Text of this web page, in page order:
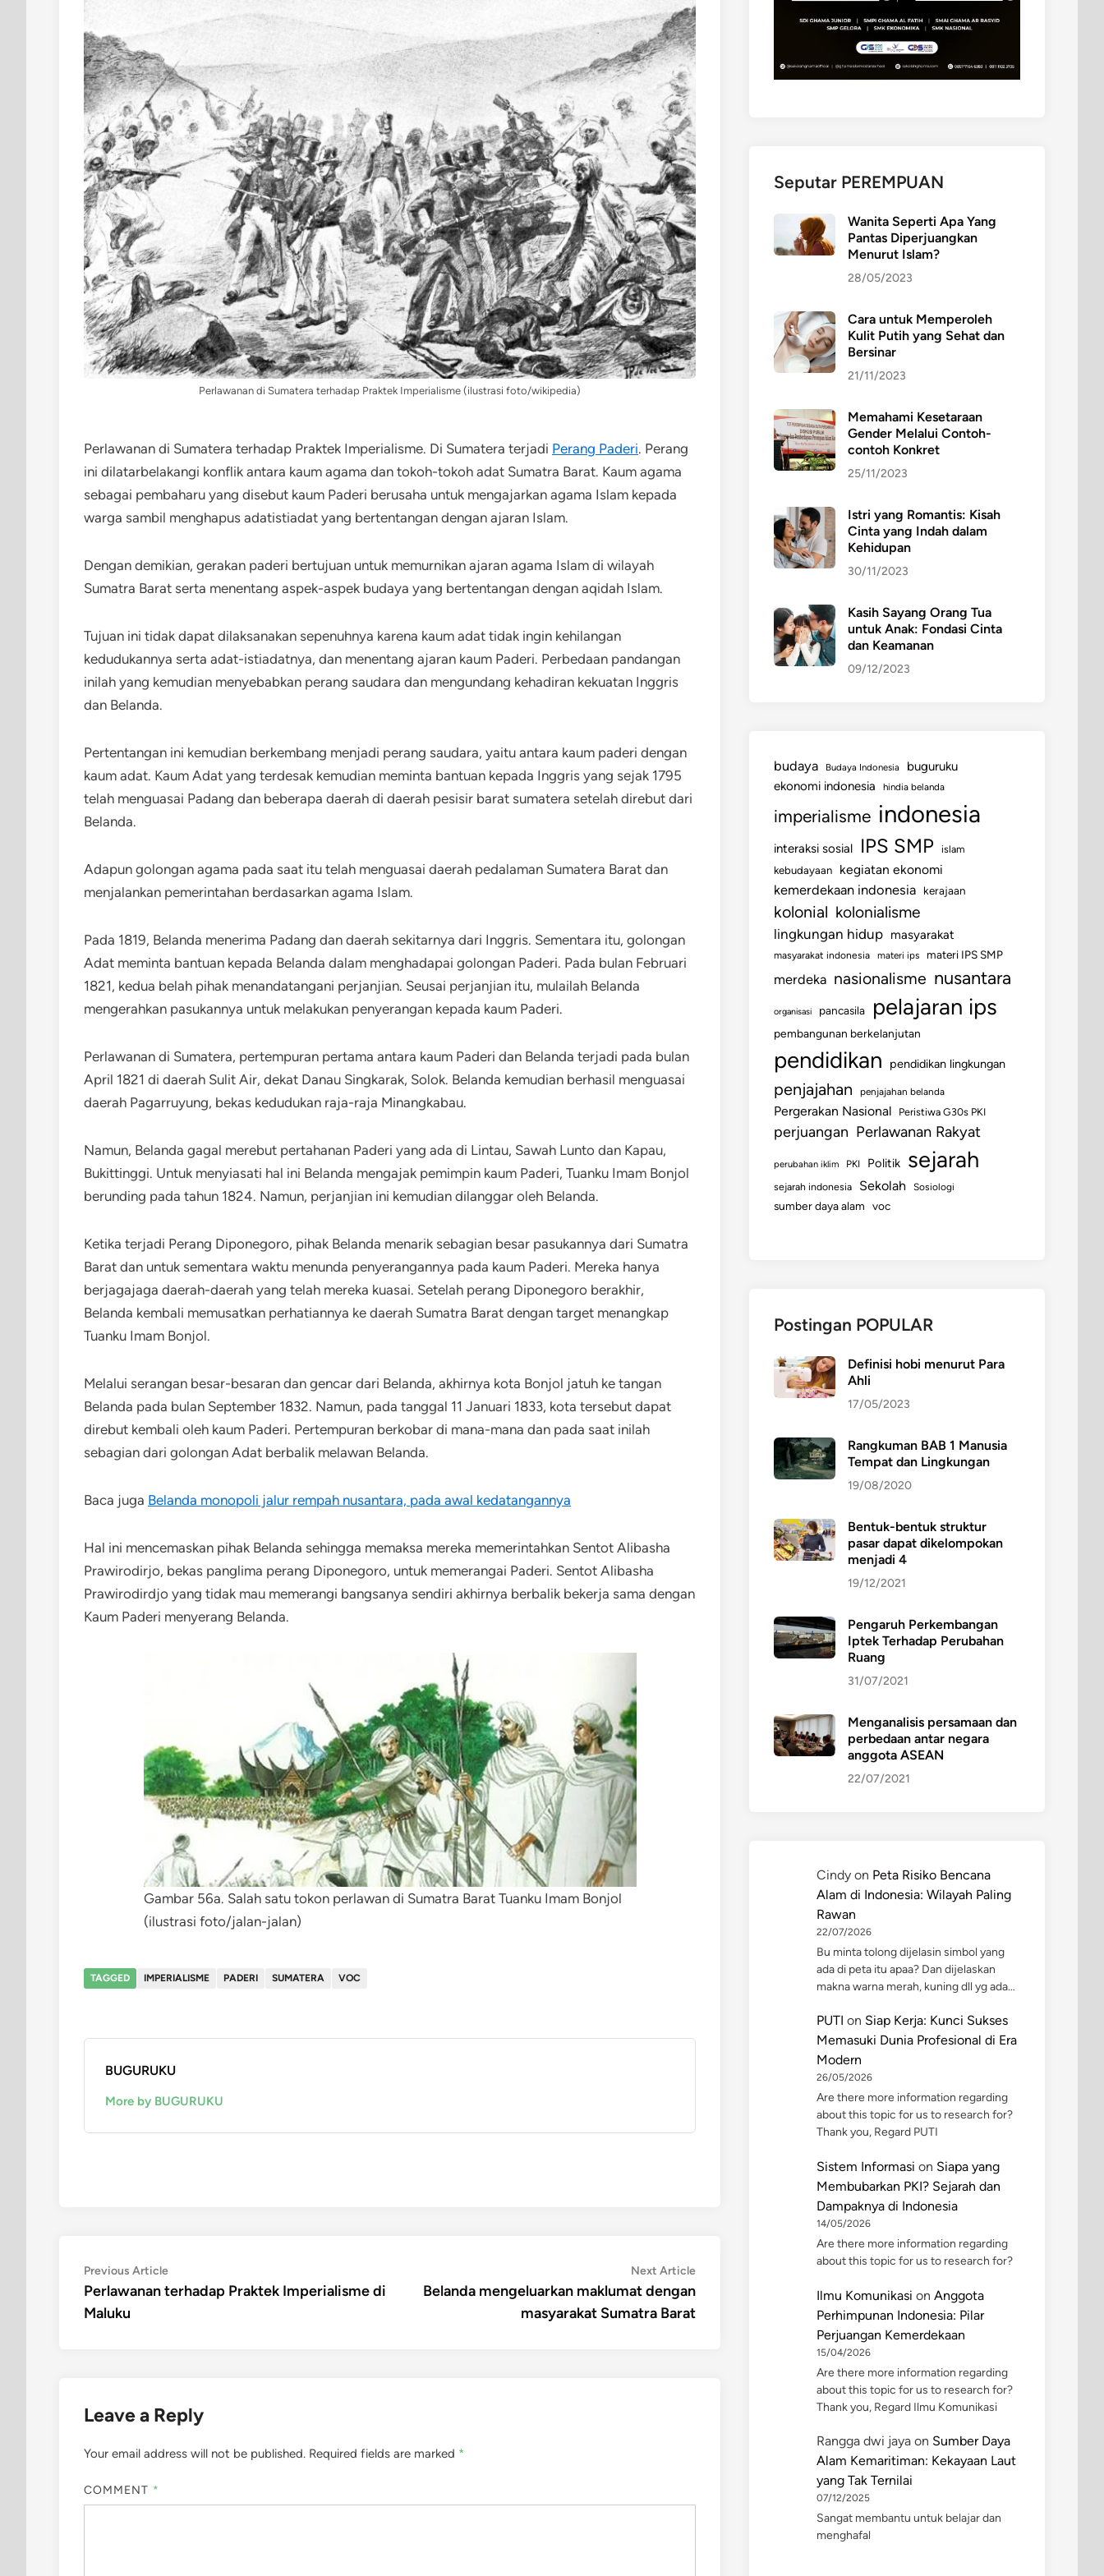
Perlawanan di Sumatera terhadap Praktek Imperialisme (ilustrasi foto/wikipedia)
Perlawanan di Sumatera terhadap Praktek Imperialisme. Di Sumatera terjadi Perang Paderi. Perang
ini dilatarbelakangi konflik antara kaum agama dan tokoh-tokoh adat Sumatra Barat. Kaum agama
sebagai pembaharu yang disebut kaum Paderi berusaha untuk mengajarkan agama Islam kepada
warga sambil menghapus adatistiadat yang bertentangan dengan ajaran Islam.
Dengan demikian, gerakan paderi bertujuan untuk memurnikan ajaran agama Islam di wilayah
Sumatra Barat serta menentang aspek-aspek budaya yang bertentangan dengan aqidah Islam.
Tujuan ini tidak dapat dilaksanakan sepenuhnya karena kaum adat tidak ingin kehilangan
kedudukannya serta adat-istiadatnya, dan menentang ajaran kaum Paderi. Perbedaan pandangan
inilah yang kemudian menyebabkan perang saudara dan mengundang kehadiran kekuatan Inggris
dan Belanda.
Pertentangan ini kemudian berkembang menjadi perang saudara, yaitu antara kaum paderi dengan
kaum adat. Kaum Adat yang terdesak kemudian meminta bantuan kepada Inggris yang sejak 1795
telah menguasai Padang dan beberapa daerah di daerah pesisir barat sumatera setelah direbut dari
Belanda.
Adapun golongan agama pada saat itu telah menguasai daerah pedalaman Sumatera Barat dan
menjalankan pemerintahan berdasarkan agama Islam.
Pada 1819, Belanda menerima Padang dan daerah sekitarnya dari Inggris. Sementara itu, golongan
Adat meminta bantuan kepada Belanda dalam menghadapai golongan Paderi. Pada bulan Februari
1821, kedua belah pihak menandatangani perjanjian. Seusai perjanjian itu, mulailah Belanda
mengerahkan pasukannya untuk melakukan penyerangan kepada kaum Paderi.
Perlawanan di Sumatera, pertempuran pertama antara kaum Paderi dan Belanda terjadi pada bulan
April 1821 di daerah Sulit Air, dekat Danau Singkarak, Solok. Belanda kemudian berhasil menguasai
daerah Pagarruyung, bekas kedudukan raja-raja Minangkabau.
Namun, Belanda gagal merebut pertahanan Paderi yang ada di Lintau, Sawah Lunto dan Kapau,
Bukittinggi. Untuk menyiasati hal ini Belanda mengajak pemimpin kaum Paderi, Tuanku Imam Bonjol
berunding pada tahun 1824. Namun, perjanjian ini kemudian dilanggar oleh Belanda.
Ketika terjadi Perang Diponegoro, pihak Belanda menarik sebagian besar pasukannya dari Sumatra
Barat dan untuk sementara waktu menunda penyerangannya pada kaum Paderi. Mereka hanya
berjagajaga daerah-daerah yang telah mereka kuasai. Setelah perang Diponegoro berakhir,
Belanda kembali memusatkan perhatiannya ke daerah Sumatra Barat dengan target menangkap
Tuanku Imam Bonjol.
Melalui serangan besar-besaran dan gencar dari Belanda, akhirnya kota Bonjol jatuh ke tangan
Belanda pada bulan September 1832. Namun, pada tanggal 11 Januari 1833, kota tersebut dapat
direbut kembali oleh kaum Paderi. Pertempuran berkobar di mana-mana dan pada saat inilah
sebagian dari golongan Adat berbalik melawan Belanda.
Baca juga Belanda monopoli jalur rempah nusantara, pada awal kedatangannya
Hal ini mencemaskan pihak Belanda sehingga memaksa mereka memerintahkan Sentot Alibasha
Prawirodirjo, bekas panglima perang Diponegoro, untuk memerangai Paderi. Sentot Alibasha
Prawirodirdjo yang tidak mau memerangi bangsanya sendiri akhirnya berbalik bekerja sama dengan
Kaum Paderi menyerang Belanda.
Gambar 56a. Salah satu tokon perlawan di Sumatra Barat Tuanku Imam Bonjol
(ilustrasi foto/jalan-jalan)
TAGGED IMPERIALISME PADERI SUMATERA VOC
BUGURUKU
More by BUGURUKU
Post
navigation
Previous ArticlePrevious
article:
Perlawanan terhadap Praktek Imperialisme di
Maluku
Next ArticleNext
article:
Belanda mengeluarkan maklumat dengan
masyarakat Sumatra Barat
Leave a Reply
Your email address will not be published. Required fields are marked *
COMMENT *
Seputar PEREMPUAN
Wanita Seperti Apa Yang
Pantas Diperjuangkan
Menurut Islam?
28/05/2023
Cara untuk Memperoleh
Kulit Putih yang Sehat dan
Bersinar
21/11/2023
Memahami Kesetaraan
Gender Melalui Contoh-
contoh Konkret
25/11/2023
Istri yang Romantis: Kisah
Cinta yang Indah dalam
Kehidupan
30/11/2023
Kasih Sayang Orang Tua
untuk Anak: Fondasi Cinta
dan Keamanan
09/12/2023
budaya Budaya Indonesia
buguruku
ekonomi indonesia
hindia belanda
imperialisme indonesia
interaksi sosial IPS SMP
islam
kebudayaan
kegiatan ekonomi
kemerdekaan indonesia kerajaan
kolonial kolonialisme
lingkungan hidup masyarakat
masyarakat indonesia materi ips materi IPS SMP
merdeka nasionalisme nusantara
organisasi pancasila pelajaran ips
pembangunan berkelanjutan
pendidikan pendidikan lingkungan
penjajahan penjajahan belanda
Pergerakan Nasional Peristiwa G30s PKI
perjuangan Perlawanan Rakyat
perubahan iklim PKI Politik sejarah
sejarah indonesia Sekolah Sosiologi
sumber daya alam voc
Postingan POPULAR
Definisi hobi menurut Para
Ahli
17/05/2023
Rangkuman BAB 1 Manusia
Tempat dan Lingkungan
19/08/2020
Bentuk-bentuk struktur
pasar dapat dikelompokan
menjadi 4
19/12/2021
Pengaruh Perkembangan
Iptek Terhadap Perubahan
Ruang
31/07/2021
Menganalisis persamaan dan
perbedaan antar negara
anggota ASEAN
22/07/2021
Cindy on Peta Risiko Bencana
Alam di Indonesia: Wilayah Paling
Rawan
22/07/2026
Bu minta tolong dijelasin simbol yang
ada di peta itu apaa? Dan dijelaskan
makna warna merah, kuning dll yg ada…
PUTI on Siap Kerja: Kunci Sukses
Memasuki Dunia Profesional di Era
Modern
26/05/2026
Are there more information regarding
about this topic for us to research for?
Thank you, Regard PUTI
Sistem Informasi on Siapa yang
Membubarkan PKI? Sejarah dan
Dampaknya di Indonesia
14/05/2026
Are there more information regarding
about this topic for us to research for?
Ilmu Komunikasi on Anggota
Perhimpunan Indonesia: Pilar
Perjuangan Kemerdekaan
15/04/2026
Are there more information regarding
about this topic for us to research for?
Thank you, Regard Ilmu Komunikasi
Rangga dwi jaya on Sumber Daya
Alam Kemaritiman: Kekayaan Laut
yang Tak Ternilai
07/12/2025
Sangat membantu untuk belajar dan
menghafal